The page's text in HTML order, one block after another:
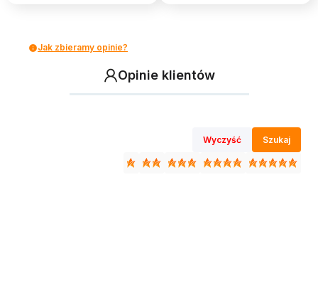
Jak zbieramy opinie?
Opinie klientów
Wyczyść Szukaj